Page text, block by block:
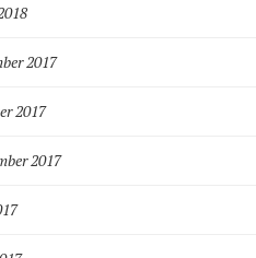
2017
2017
2017